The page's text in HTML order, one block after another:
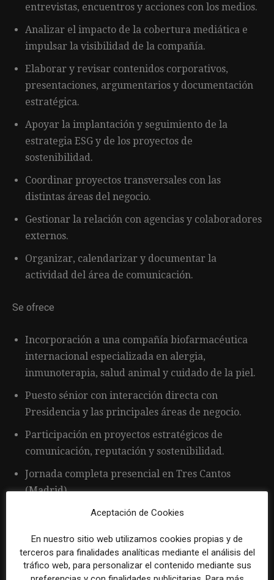
entrevistas, encuentros y acciones con los medios.
Analizar el impacto de la cobertura mediática e
impulsar la visibilidad de la compañía.
Elaborar y revisar contenidos corporativos,
presentaciones, argumentarios y documentación
estratégica.
Apoyar la implantación y seguimiento de la
estrategia ESG y de los proyectos de
sostenibilidad.
Coordinar proyectos transversales con las
distintas áreas del negocio.
Gestionar la relación con agencias y colaboradores
externos.
Organizar, calendarizar y documentar la
actividad del área de comunicación.
Se ofrece
Incorporación a una compañía biofarmacéutica
internacional especializada en alergia,
inmunoterapia, salud animal y cuidado de la piel.
Puesto sénior con interacción directa con
Presidencia y las principales áreas de negocio.
Participación en proyectos estratégicos de
comunicación, reputación y sostenibilidad.
Jornada completa presencial en Tres Cantos
(Madrid).
Desarrollo profesional en un entorno que apuesta
crecimiento de las personas.
Aceptación de Cookies
En nuestro sitio web utilizamos cookies propias y de
terceros para finalidades analíticas mediante el análisis del
tráfico web, para personalizar el contenido mediante sus